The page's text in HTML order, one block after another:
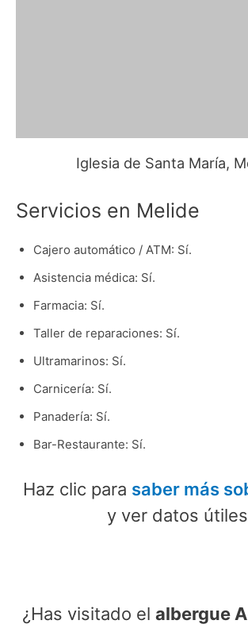
Iglesia de Santa María,
Servicios en Melide
Cajero automático / ATM: Sí.
Asistencia médica: Sí.
Farmacia: Sí.
Taller de reparaciones: Sí.
Ultramarinos: Sí.
Carnicería: Sí.
Panadería: Sí.
Bar-Restaurante: Sí.
Haz clic para saber más
y ver datos útiles
¿Has visitado el albergue